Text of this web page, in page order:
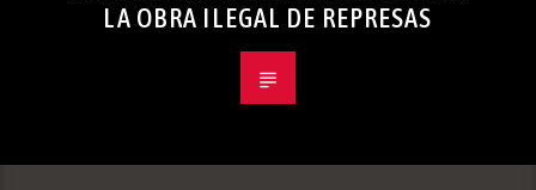
LA OBRA ILEGAL DE REPRESAS